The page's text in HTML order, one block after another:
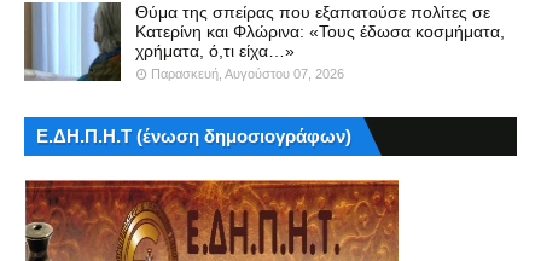
Θύμα της σπείρας που εξαπατούσε πολίτες σε
Κατερίνη και Φλώρινα: «Τους έδωσα κοσμήματα,
χρήματα, ό,τι είχα…»
Παρασκευή, Αυγούστου 07, 2026
Ε.ΔΗ.Π.Η.Τ (ένωση δημοσιογράφων)